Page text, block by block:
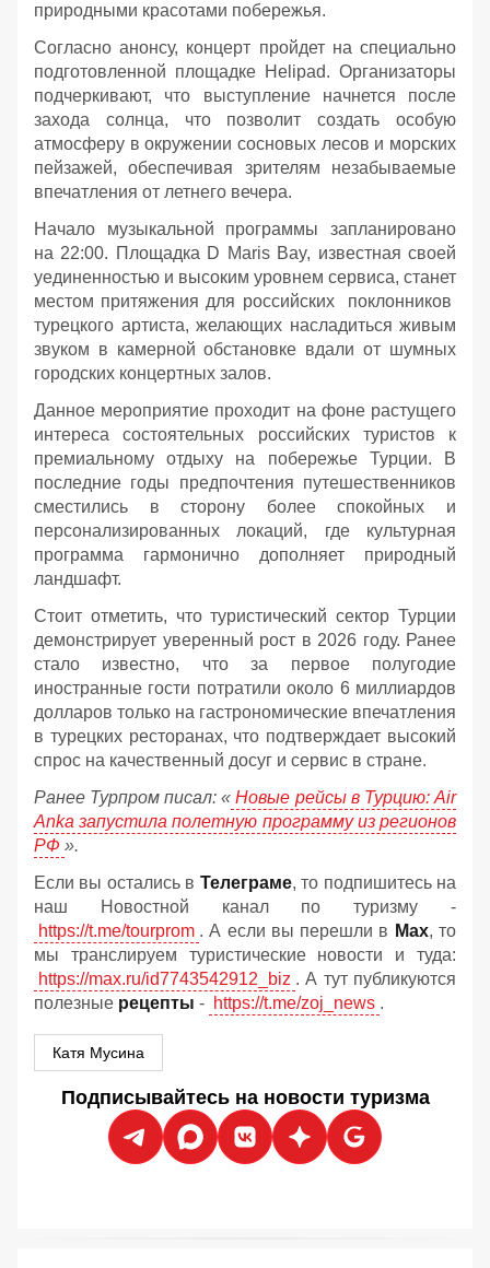
природными красотами побережья.
Согласно анонсу, концерт пройдет на специально
подготовленной площадке Helipad. Организаторы
подчеркивают, что выступление начнется после
захода солнца, что позволит создать особую
атмосферу в окружении сосновых лесов и морских
пейзажей, обеспечивая зрителям незабываемые
впечатления от летнего вечера.
Начало музыкальной программы запланировано
на 22:00. Площадка D Maris Bay, известная своей
уединенностью и высоким уровнем сервиса, станет
местом притяжения для российских поклонников
турецкого артиста, желающих насладиться живым
звуком в камерной обстановке вдали от шумных
городских концертных залов.
Данное мероприятие проходит на фоне растущего
интереса состоятельных российских туристов к
премиальному отдыху на побережье Турции. В
последние годы предпочтения путешественников
сместились в сторону более спокойных и
персонализированных локаций, где культурная
программа гармонично дополняет природный
ландшафт.
Стоит отметить, что туристический сектор Турции
демонстрирует уверенный рост в 2026 году. Ранее
стало известно, что за первое полугодие
иностранные гости потратили около 6 миллиардов
долларов только на гастрономические впечатления
в турецких ресторанах, что подтверждает высокий
спрос на качественный досуг и сервис в стране.
Ранее Турпром писал: « Новые рейсы в Турцию: Air
Anka запустила полетную программу из регионов
РФ ».
Если вы остались в Телеграме, то подпишитесь на
наш Новостной канал по туризму -
https://t.me/tourprom . А если вы перешли в Мах, то
мы транслируем туристические новости и туда:
https://max.ru/id7743542912_biz . А тут публикуются
полезные рецепты - https://t.me/zoj_news .
Катя Мусина
Подписывайтесь на новости туризма